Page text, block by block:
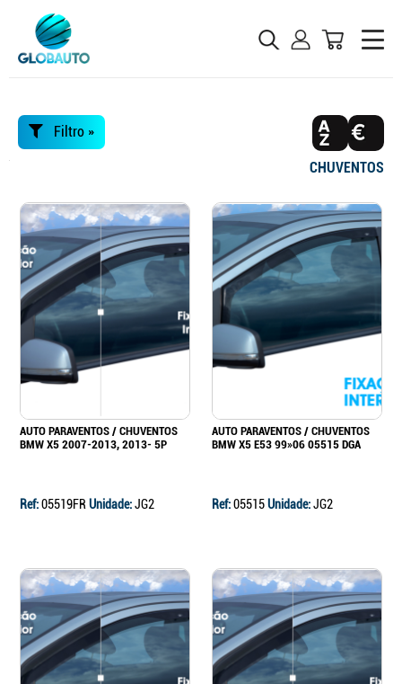
Filtro »
CHUVENTOS
AUTO PARAVENTOS / CHUVENTOS
BMW X5 2007-2013, 2013- 5P
Ref:05519FR Unidade:JG2
AUTO PARAVENTOS / CHUVENTOS
BMW X5 E53 99»06 05515 DGA
Ref:05515Unidade:JG2